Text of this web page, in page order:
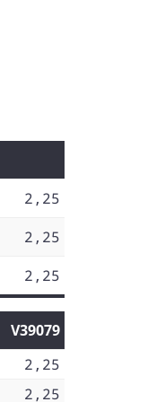
2,25
2,25
2,25
V39079
2,25
2,25